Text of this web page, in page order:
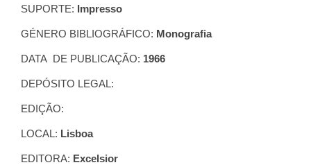
SUPORTE: Impresso
GÉNERO BIBLIOGRÁFICO: Monografia
DATA DE PUBLICAÇÃO: 1966
DEPÓSITO LEGAL:
EDIÇÃO:
LOCAL: Lisboa
EDITORA: Excelsior